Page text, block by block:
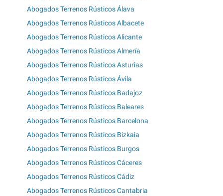
Abogados Terrenos Rústicos Álava
Abogados Terrenos Rústicos Albacete
Abogados Terrenos Rústicos Alicante
Abogados Terrenos Rústicos Almería
Abogados Terrenos Rústicos Asturias
Abogados Terrenos Rústicos Ávila
Abogados Terrenos Rústicos Badajoz
Abogados Terrenos Rústicos Baleares
Abogados Terrenos Rústicos Barcelona
Abogados Terrenos Rústicos Bizkaia
Abogados Terrenos Rústicos Burgos
Abogados Terrenos Rústicos Cáceres
Abogados Terrenos Rústicos Cádiz
Abogados Terrenos Rústicos Cantabria